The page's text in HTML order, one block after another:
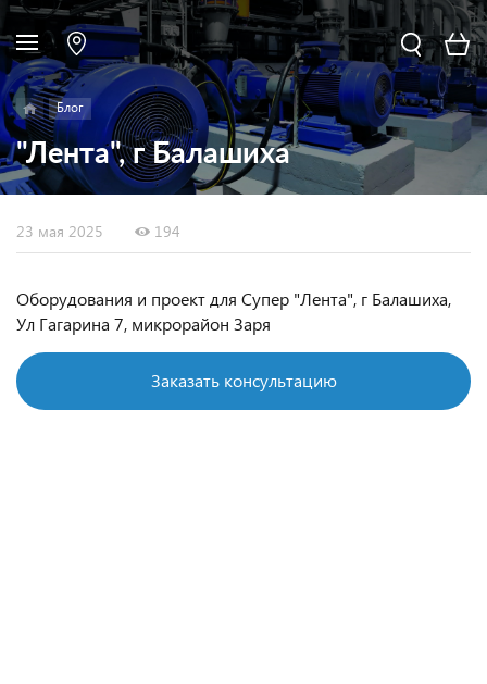
Блог
"Лента", г Балашиха
23 мая 2025 194
Оборудования и проект для Супер "Лента", г Балашиха,
Ул Гагарина 7, микрорайон Заря
Заказать консультацию